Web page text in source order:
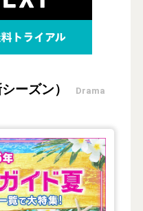
ーズン） Drama
イド